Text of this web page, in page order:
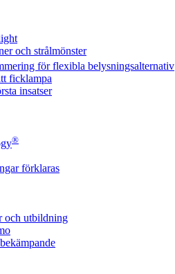
och strålmönster
för flexibla belysningsalternativ
ficklampa
insatser
®
förklaras
och utbildning